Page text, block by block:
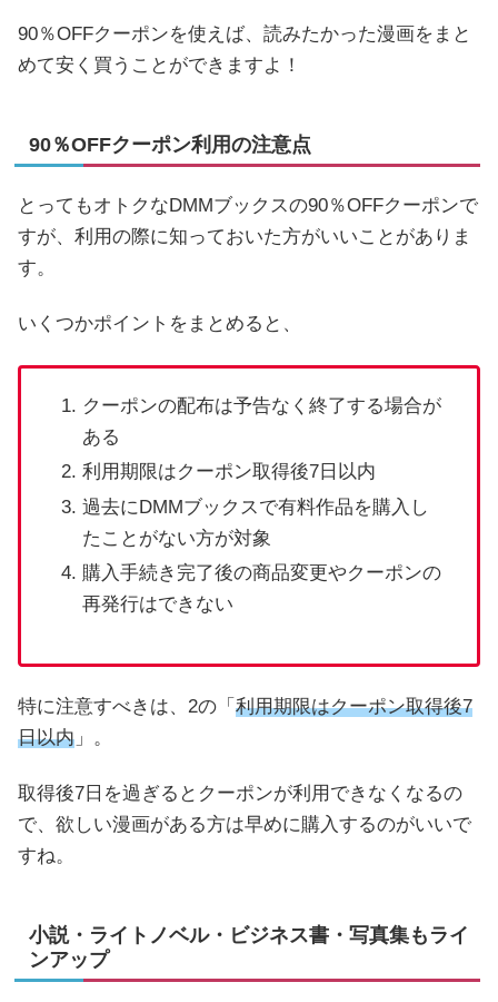
90％OFFクーポンを使えば、読みたかった漫画をまと
めて安く買うことができますよ！
90％OFFクーポン利用の注意点
とってもオトクなDMMブックスの90％OFFクーポンで
すが、利用の際に知っておいた方がいいことがありま
す。
いくつかポイントをまとめると、
クーポンの配布は予告なく終了する場合が
ある
利用期限はクーポン取得後7日以内
過去にDMMブックスで有料作品を購入し
たことがない方が対象
購入手続き完了後の商品変更やクーポンの
再発行はできない
特に注意すべきは、2の「 利用期限はクーポン取得後7
日以内 」。
取得後7日を過ぎるとクーポンが利用できなくなるの
で、欲しい漫画がある方は早めに購入するのがいいで
すね。
小説・ライトノベル・ビジネス書・写真集もライ
ンアップ